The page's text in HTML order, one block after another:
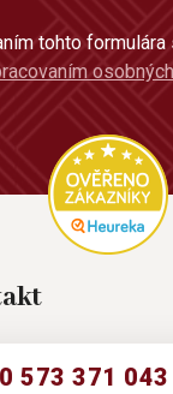
tohto
573 371 043